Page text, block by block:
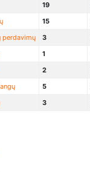
19
15
perdavimų 3
1
2
5
3